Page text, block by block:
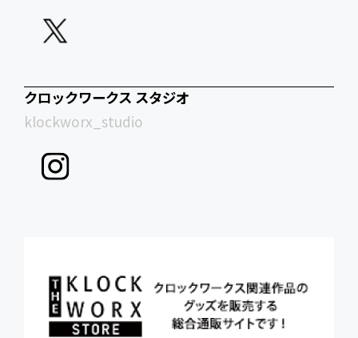
クロックワークス スタジオ
klockworx_studio